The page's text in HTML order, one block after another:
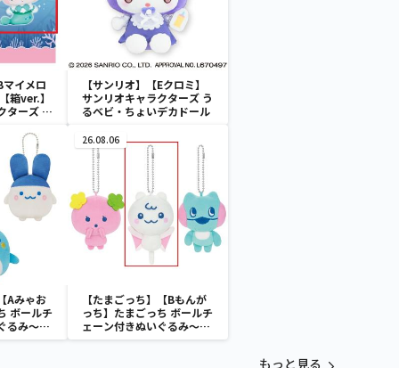
マイメロ
箱ver.】
ターズ お
～マ
イドver.
【サンリオ】【Eクロミ】
サンリオキャラクターズ う
るベビ・ちょいデカドール
Aみゃお
ボールチ
るみ～
～
26.08.06
【たまごっち】【Bもんが
っち】たまごっち ボールチ
ェーン付きぬいぐるみ～
Tamagotchi Paradise～
もっと見る